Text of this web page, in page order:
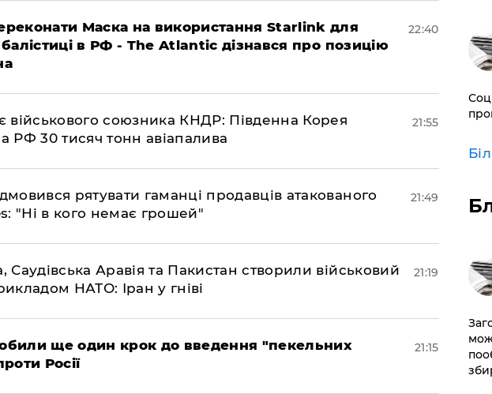
Маска на використання Starlink для
балістиці в РФ - The Atlantic дізнався про позицію
22:40
військового союзника КНДР: Південна Корея
РФ 30 тисяч тонн авіапалива
21:55
рятувати гаманці продавців атакованого
"Ні в кого немає грошей"
21:49
Саудівська Аравія та Пакистан створили військовий
НАТО: Іран у гніві
21:19
ще один крок до введення "пекельних
Росії
21:15